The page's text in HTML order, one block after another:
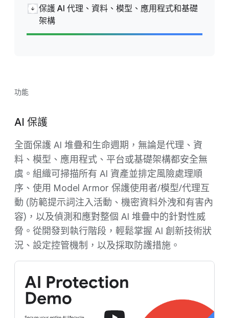
保護 AI 代理、資料、模型、應用程式和基礎
架構
功能
AI 保護
全面保護 AI 堆疊和生命週期，無論是代理、資
料、模型、應用程式、平台或基礎架構都安全無
虞。組織可掃描所有 AI 資產並排定風險處理順
序、使用 Model Armor 保護使用者/模型/代理互
動 (防範提示詞注入活動、機密資料外洩和有害內
容)，以及偵測和應對整個 AI 堆疊中的針對性威
脅。從開發到執行階段，輕鬆掌握 AI 創新技術狀
況、設定控管機制，以及採取防護措施。